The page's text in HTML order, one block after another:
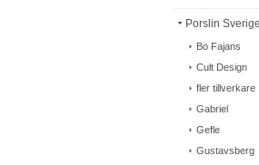
Porslin Sverige
Bo Fajans
Cult Design
fler tillverkare
Gabriel
Gefle
Gustavsberg